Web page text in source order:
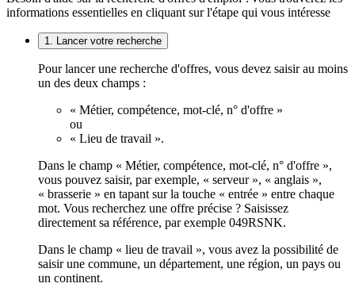
informations essentielles en cliquant sur l'étape qui vous intéresse
1. Lancer votre recherche
Pour lancer une recherche d'offres, vous devez saisir au moins
un des deux champs :
« Métier, compétence, mot-clé, n° d'offre »
ou
« Lieu de travail ».
Dans le champ « Métier, compétence, mot-clé, n° d'offre »,
vous pouvez saisir, par exemple, « serveur », « anglais »,
« brasserie » en tapant sur la touche « entrée » entre chaque
mot. Vous recherchez une offre précise ? Saisissez
directement sa référence, par exemple 049RSNK.
Dans le champ « lieu de travail », vous avez la possibilité de
saisir une commune, un département, une région, un pays ou
un continent.